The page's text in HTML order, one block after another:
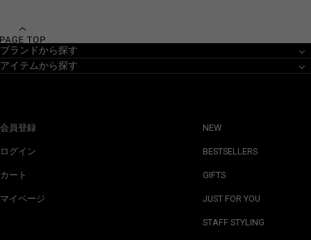
ブランドから探す
アイテムから探す
会員登録
ログイン
カート
マイページ
NEW
BESTSELLERS
GIFTS
JUST FOR YOU
STAFF STYLING